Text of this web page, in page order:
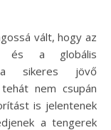
vált, hogy az
és a globális
a sikeres jövő
nem csupán
is jelentenek
a tengerek